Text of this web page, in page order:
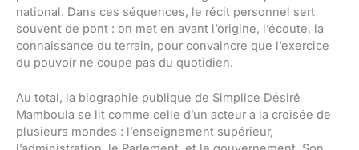
national. Dans ces séquences, le récit personnel sert
souvent de pont : on met en avant l’origine, l’écoute, la
connaissance du terrain, pour convaincre que l’exercice
du pouvoir ne coupe pas du quotidien.
Au total, la biographie publique de Simplice Désiré
Mamboula se lit comme celle d’un acteur à la croisée de
plusieurs mondes : l’enseignement supérieur,